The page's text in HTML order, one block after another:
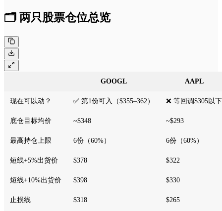
🗂 两只股票仓位总览
GOOGL AAPL
现在可以动？ ✅ 第1份可入（$355–362） ❌ 等回调$305以下
底仓目标均价 ~$348 ~$293
最高持仓上限 6份（60%） 6份（60%）
短线+5%出货价 $378 $322
短线+10%出货价 $398 $330
止损线 $318 $265